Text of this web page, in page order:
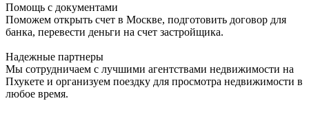
Помощь с документами
Поможем открыть счет в Москве, подготовить договор для
банка, перевести деньги на счет застройщика.
Надежные партнеры
Мы сотрудничаем с лучшими агентствами недвижимости на
Пхукете и организуем поездку для просмотра недвижимости в
любое время.